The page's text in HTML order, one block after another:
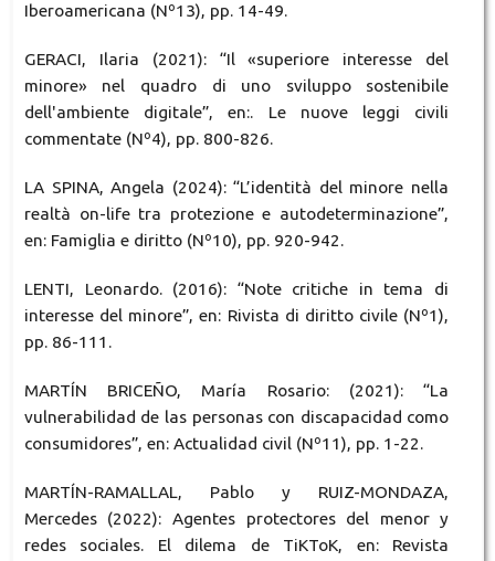
Iberoamericana (Nº13), pp. 14-49.
GERACI, Ilaria (2021): “Il «superiore interesse del
minore» nel quadro di uno sviluppo sostenibile
dell'ambiente digitale”, en:. Le nuove leggi civili
commentate (Nº4), pp. 800-826.
LA SPINA, Angela (2024): “L’identità del minore nella
realtà on-life tra protezione e autodeterminazione”,
en: Famiglia e diritto (Nº10), pp. 920-942.
LENTI, Leonardo. (2016): “Note critiche in tema di
interesse del minore”, en: Rivista di diritto civile (Nº1),
pp. 86-111.
MARTÍN BRICEÑO, María Rosario: (2021): “La
vulnerabilidad de las personas con discapacidad como
consumidores”, en: Actualidad civil (Nº11), pp. 1-22.
MARTÍN-RAMALLAL, Pablo y RUIZ-MONDAZA,
Mercedes (2022): Agentes protectores del menor y
redes sociales. El dilema de TiKToK, en: Revista